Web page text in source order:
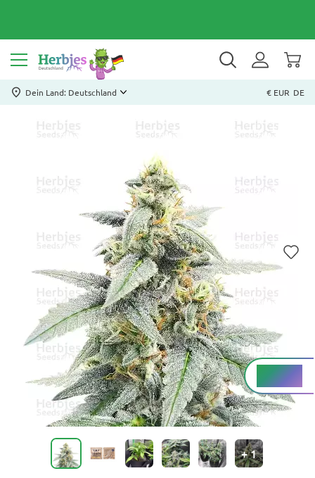
Dein Land: Deutschland € EUR DE
Hoch %
THC
+1